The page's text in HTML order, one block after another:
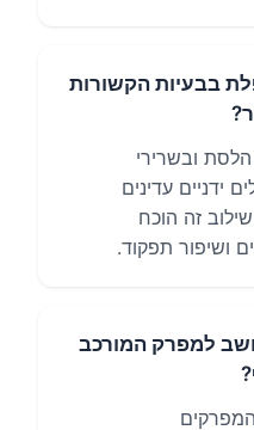
בבעיות הקשורות
ובשרירי
ידניים עדינים
זה הוכח
ושיפור תפקוד.
למפרק המורכב